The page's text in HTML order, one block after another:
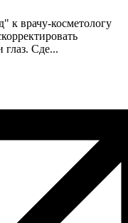
к врачу-косметологу
Сде...